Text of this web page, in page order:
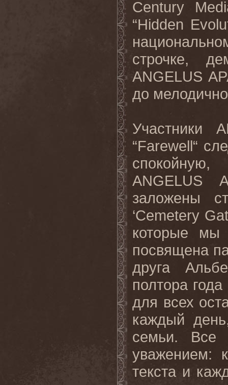
Century
“Hidden
строчке,
ANGELUS
до
Участники
“Farewell“
ANGELUS
заложены
‘Cemetery
которые мы
посвящена
друга
полтора
для всех
каждый
семьи. Все
уважением:
текста и